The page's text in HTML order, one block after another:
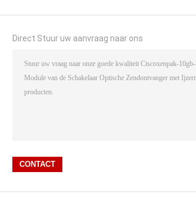
Direct Stuur uw aanvraag naar ons